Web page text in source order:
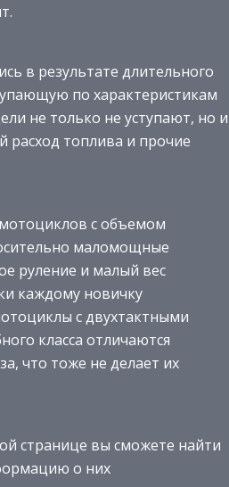
в результате длительного
по характеристикам
не только не уступают, но и
топлива и прочие
мотоциклов с объемом
маломощные
руление и малый вес
каждому новичку
с двухтактными
класса отличаются
что тоже не делает их
странице вы сможете найти
о них